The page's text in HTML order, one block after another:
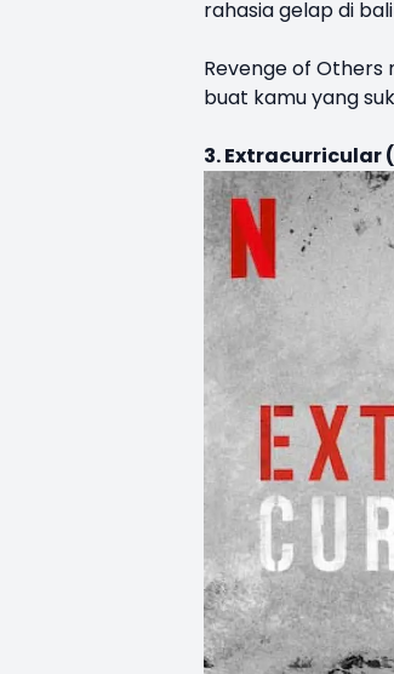
rahasia gelap di
Revenge of
buat kamu yang
3. Extracurricular